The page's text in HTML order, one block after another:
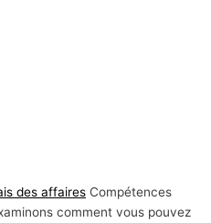
des affaires Compétences
comment vous pouvez